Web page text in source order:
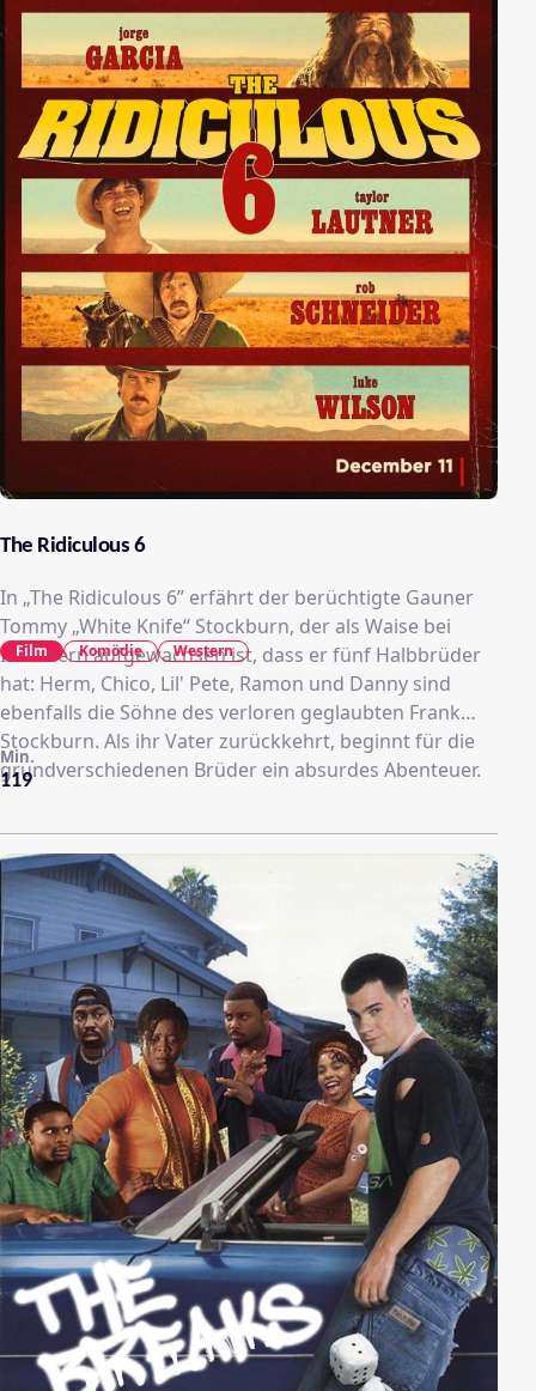
The Ridiculous 6
In „The Ridiculous 6” erfährt der berüchtigte Gauner
Tommy „White Knife“ Stockburn, der als Waise bei
Indianern aufgewachsen ist, dass er fünf Halbbrüder
hat: Herm, Chico, Lil' Pete, Ramon und Danny sind
ebenfalls die Söhne des verloren geglaubten Frank
Stockburn. Als ihr Vater zurückkehrt, beginnt für die
grundverschiedenen Brüder ein absurdes Abenteuer.
119
Min.
Film Komödie Western